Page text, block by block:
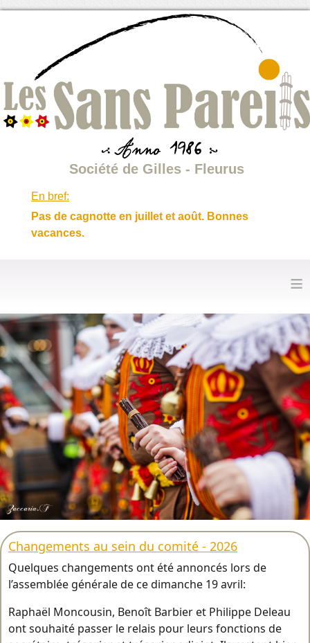
Société de Gilles - Fleurus
En bref:
Pas de cagnotte en juillet et août. Bonnes
vacances.
≡
Changements au sein du comité - 2026
Quelques changements ont été annoncés lors de
l’assemblée générale de ce dimanche 19 avril:
Raphaël Moncousin, Benoît Barbier et Philippe Deleau
ont souhaité passer le relais pour leurs fonctions de